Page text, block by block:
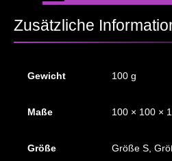
Zusätzliche
Gewicht 100 g
Maße 100 × 100 ×
Größe Größe S,